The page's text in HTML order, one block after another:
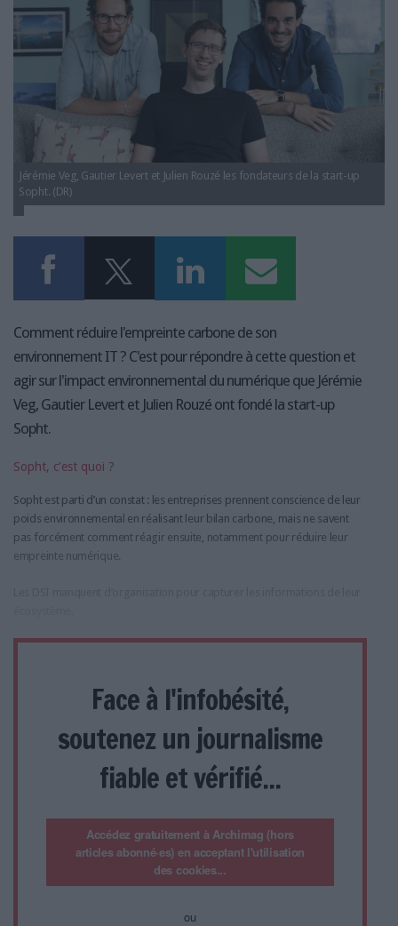
LES GUIDES PRATIQUES
LES BASES DE DONNÉES
L'ESPACE EMPLOI
L'ANNUAIRE DES ACTEURS
LES LIVRES BLANCS
LES SUPPLÉMENTS
NOS OFFRES D'ABONNEMENTS
Jérémie Veg, Gautier Levert et Julien Rouzé les fondateurs de la start-up
Sopht. (DR)
Comment réduire l'empreinte carbone de son
environnement IT ? C'est pour répondre à cette question et
agir sur l'impact environnemental du numérique que Jérémie
Veg, Gautier Levert et Julien Rouzé ont fondé la start-up
Sopht.
Sopht, c’est quoi ?
Sopht est parti d’un constat : les entreprises prennent conscience de leur
poids environnemental en réalisant leur bilan carbone, mais ne savent
pas forcément comment réagir ensuite, notamment pour réduire leur
empreinte numérique.
Face à l'infobésité,
soutenez un journalisme
fiable et vérifié...
Accédez gratuitement à Archimag (hors
articles abonné·es) en acceptant l'utilisation
des cookies...
ou